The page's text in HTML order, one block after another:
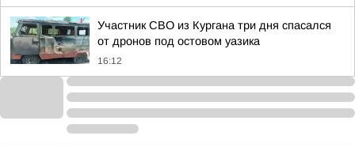
Участник СВО из Кургана три дня спасался
от дронов под остовом уазика
16:12